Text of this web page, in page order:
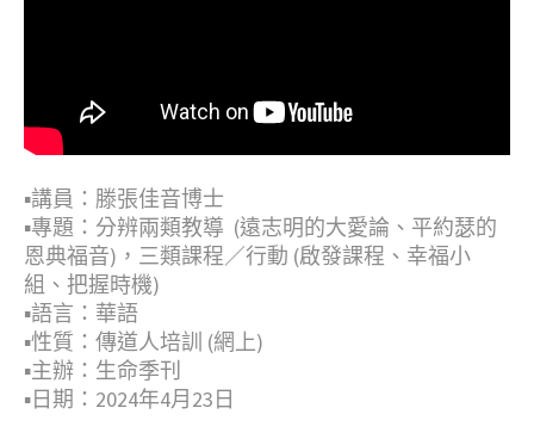
▪︎講員：滕張佳音博士
▪︎專題：分辨兩​類教導 ​ (遠志明的大愛論​、平約瑟的
恩典福音)，三​類課程​／行​動​ ​(啟發課程​、幸福小
組、把握時機​)
▪︎語言：華語
▪︎性質：傳道人培訓 (網上)
▪︎主辦：生命季刊
▪︎日期：2024年4月23日